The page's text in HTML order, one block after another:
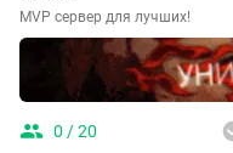
MVP сервер для лучших!
0 / 20